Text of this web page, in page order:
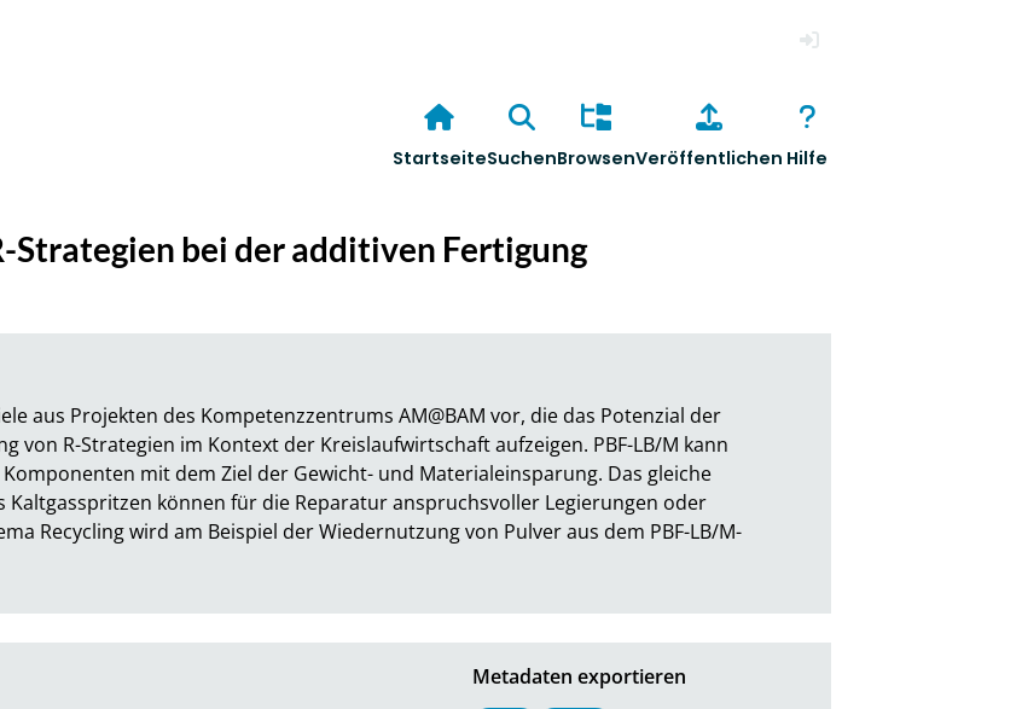
StartseiteSuchenBrowsenVeröffentlichen Hilfe
Strategien bei der additiven Fertigung
aus Projekten des Kompetenzzentrums AM@BAM vor, die das Potenzial der
von R-Strategien im Kontext der Kreislaufwirtschaft aufzeigen. PBF-LB/M kann
mit dem Ziel der Gewicht- und Materialeinsparung. Das gleiche
Kaltgasspritzen können für die Reparatur anspruchsvoller Legierungen oder
Recycling wird am Beispiel der Wiedernutzung von Pulver aus dem PBF-LB/M-
Metadaten exportieren